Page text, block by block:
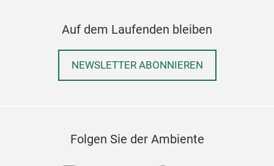
Auf dem Laufenden bleiben
NEWSLETTER ABONNIEREN
Folgen Sie der Ambiente